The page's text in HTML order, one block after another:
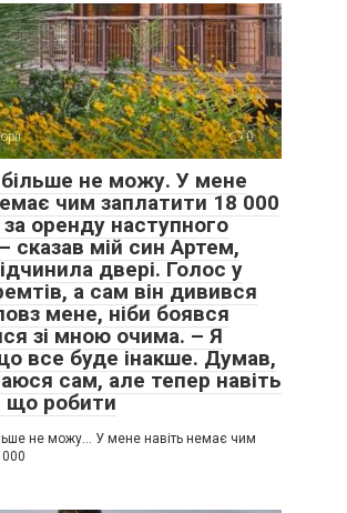
0
не можу. У мене
чим заплатити 18 000
оренду наступного
сказав мій син Артем,
двері. Голос у
а сам він дивився
мене, ніби боявся
зі мною очима. – Я
все буде інакше. Думав,
сам, але тепер навіть
що робити
не можу… У мене навіть немає чим
000